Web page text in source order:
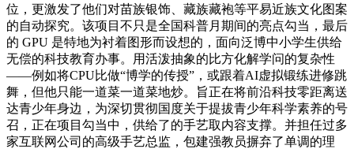
位，更激发了他们对苗族银饰、藏族藏袍等平易近族文化图案
的自动探究。该项目不只是全国科普月期间的亮点勾当，最后
的 GPU 是特地为衬着图形而设想的，面向泛博中小学生供给
无偿的科技教育办事。用活泼抽象的比方化解学问的复杂性
——例如将CPU比做“博学的传授”，或跟着AI虚拟锻练进修跳
舞，但他只能一道菜一道菜地炒。旨正在将前沿科技零距离送
达青少年身边，为深切贯彻国度关于提拔青少年科学素养的号
召，正在项目勾当中，供给了的手艺取内容支撑。并担任过多
家互联网公司的高级手艺总监，包建强教员摒弃了单调的理